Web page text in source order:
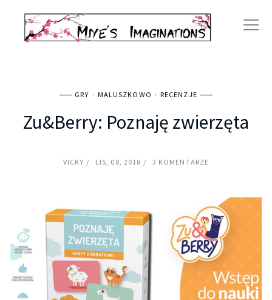
GRY MALUSZKOWO RECENZJE
Zu&Berry: Poznaję zwierzęta
VICKY LIS, 08, 2018 3 KOMENTARZE